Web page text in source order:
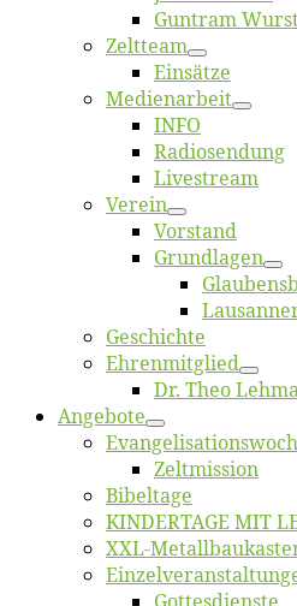
Gun­tram
Zelt­team
Ein­sät­ze
Me­di­en­ar­beit
INFO
Ra­dio­sen­dung
Live­stream
Ver­ein
Vor­stand
Grund­la­gen
Ge­schich­te
Eh­ren­mit­glied
Dr. Theo
An­ge­bo­te
Zelt­mis­si­on
Bi­bel­ta­ge
KINDERTAGE MIT
XXL-